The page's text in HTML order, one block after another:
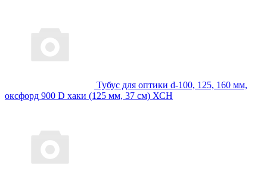
Тубус для оптики d-100, 125, 160 мм,
оксфорд 900 D хаки (125 мм, 37 см) ХСН